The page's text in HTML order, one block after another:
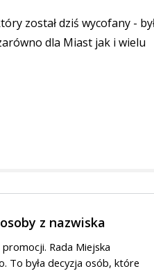
został dziś wycofany -
dla Miast jak i wielu
z nazwiska
Rada Miejska
To była decyzja osób, które